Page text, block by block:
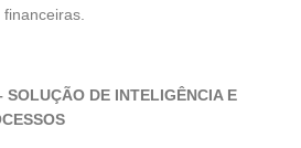
SOLUÇÃO DE INTELIGÊNCIA E